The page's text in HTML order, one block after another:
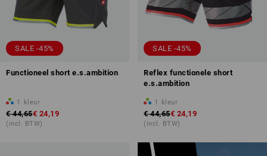
SALE -45%
Functioneel short e.s.ambition
1 kleur
€ 44,65€ 24,19
(incl. BTW)
SALE -45%
Reflex functionele short
e.s.ambition
1 kleur
€ 44,65€ 24,19
(incl. BTW)